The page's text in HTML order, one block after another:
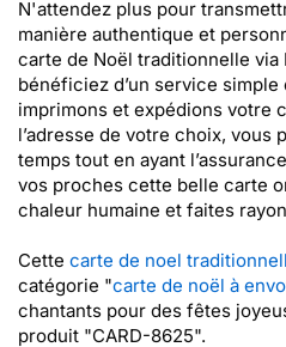
N'attendez plus pour
manière authentique et
carte de Noël traditionnelle via
bénéficiez d’un service
imprimons et expédions votre
l’adresse de votre choix, vous
temps tout en ayant
vos proches cette belle carte
chaleur humaine et faites
Cette carte de noel
catégorie "carte de noël à
chantants pour des fêtes
produit "CARD-8625".